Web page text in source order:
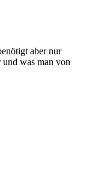
aber nur
was man von